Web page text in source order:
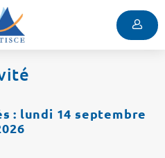
: lundi 14 septembre